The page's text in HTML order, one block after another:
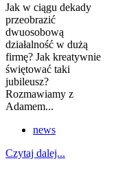
Jak w ciągu dekady
przeobrazić
dwuosobową
działalność w dużą
firmę? Jak kreatywnie
świętować taki
jubileusz?
Rozmawiamy z
Adamem...
news
Czytaj dalej...